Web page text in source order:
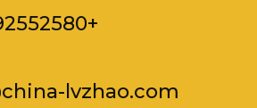
+86-15992552580
lvzhao.com